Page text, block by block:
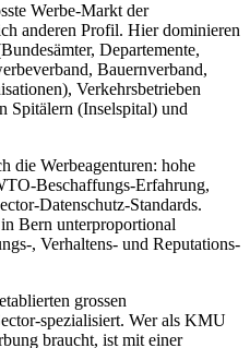
Werbe-Markt der
anderen Profil. Hier dominieren
Departemente,
Bauernverband,
Verkehrsbetrieben
Spitälern (Inselspital) und
die Werbeagenturen: hohe
Beschaffungs-Erfahrung,
Datenschutz-Standards.
Bern unterproportional
, Verhaltens- und Reputations-
grossen
spezialisiert. Wer als KMU
braucht, ist mit einer